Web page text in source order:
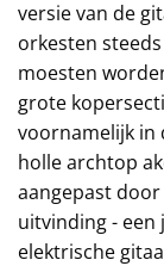
versie van de
orkesten
moesten
grote
voornamelijk in
holle archtop
aangepast
uitvinding - een
elektrische